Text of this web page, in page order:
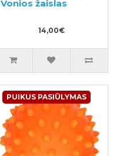
Vonios žaislas
14,00€
PUIKUS PASIŪLYMAS